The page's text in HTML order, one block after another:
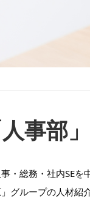
事部
・総務・社内SE
」グループの人材